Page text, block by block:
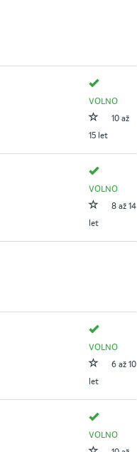
VOLNO
10 až
15 let
VOLNO
8 až 14
let
VOLNO
6 až 10
let
VOLNO